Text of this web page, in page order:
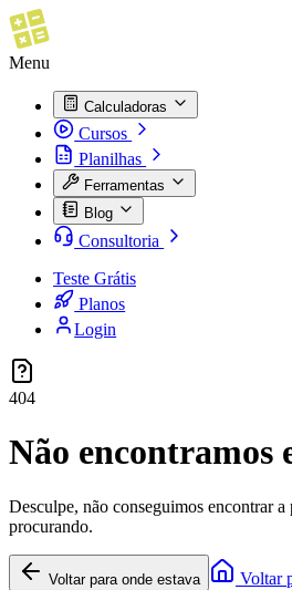
Menu
Calculadoras
Cursos
Planilhas
Ferramentas
Blog
Consultoria
Teste Grátis
Planos
Login
404
Não encontramos
Desculpe, não conseguimos encontrar a
procurando.
Voltar para onde estava Voltar